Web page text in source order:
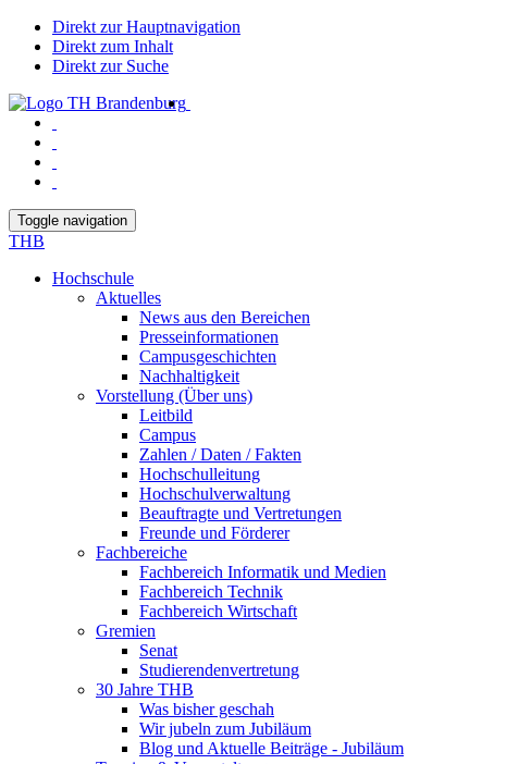
Direkt zur Hauptnavigation
Direkt zum Inhalt
Direkt zur Suche
Toggle navigation
THB
Hochschule
Aktuelles
News aus den Bereichen
Presseinformationen
Campusgeschichten
Nachhaltigkeit
Vorstellung (Über uns)
Leitbild
Campus
Zahlen / Daten / Fakten
Hochschulleitung
Hochschulverwaltung
Beauftragte und Vertretungen
Freunde und Förderer
Fachbereiche
Fachbereich Informatik und Medien
Fachbereich Technik
Fachbereich Wirtschaft
Gremien
Senat
Studierendenvertretung
30 Jahre THB
Was bisher geschah
Wir jubeln zum Jubiläum
Blog und Aktuelle Beiträge - Jubiläum